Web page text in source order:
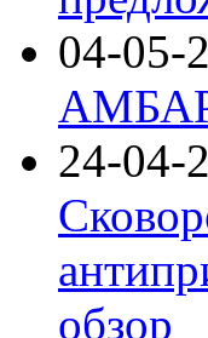
04-05-
АМБАР
24-04-
обзор